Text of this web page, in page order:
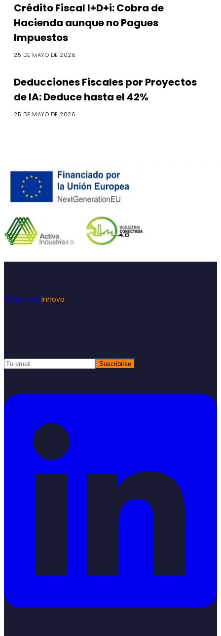
Crédito Fiscal I+D+i: Cobra de
Hacienda aunque no Pagues
Impuestos
25 DE MAYO DE 2026
Deducciones Fiscales
Deducciones Fiscales por Proyectos
de IA: Deduce hasta el 42%
25 DE MAYO DE 2026
Tecnocim Innova
Suscribirse